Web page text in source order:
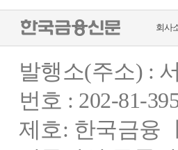
회사
발행소(주소) :
번호 : 202-81-
제호: 한국금융